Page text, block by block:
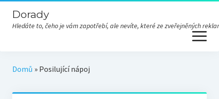
Dorady
Hledáte to, čeho je vám zapotřebí, ale nevíte, které ze zveřejněných
open
menu
Domů » Posilující nápoj